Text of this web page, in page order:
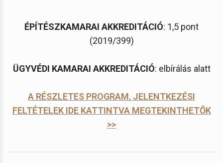
ÉPÍTÉSZKAMARAI AKKREDITÁCIÓ: 1,5 pont
(2019/399)
ÜGYVÉDI KAMARAI AKKREDITÁCIÓ: elbírálás alatt
A RÉSZLETES PROGRAM, JELENTKEZÉSI
FELTÉTELEK IDE KATTINTVA MEGTEKINTHETŐK
>>